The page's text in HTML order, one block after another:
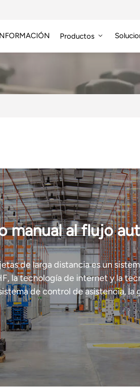
Productos
manual al flujo
de larga distancia es un
la tecnología de internet y la
de control de asistencia, la